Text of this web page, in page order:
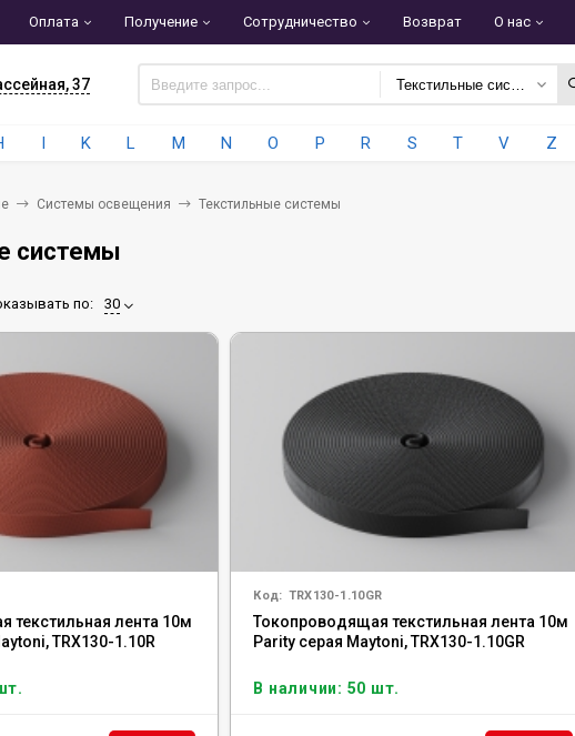
Оплата Получение Сотрудничество Возврат О нас
37
I K L M N O P R S T V Z
Системы освещения Текстильные системы
системы
по: 30
текстильная лента 10м
TRX130-1.10R
Код: TRX130-1.10GR
Токопроводящая текстильная лента 10м
Parity серая Maytoni, TRX130-1.10GR
В наличии: 50 шт.